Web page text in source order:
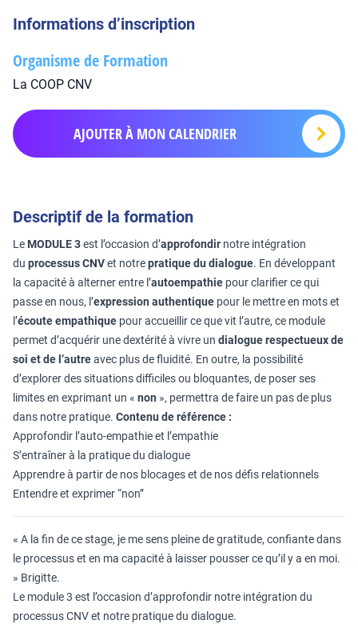
Informations d’inscription
Organisme de Formation
La COOP CNV
AJOUTER À MON CALENDRIER
Descriptif de la formation
Le MODULE 3est l’occasion d’approfondir notre intégration
du processus CNVet notrepratique du dialogue. En développant
la capacité à alterner entre l’autoempathie pour clarifier ce qui
passe en nous, l’expression authentique pour le mettre en mots et
l’écoute empathique pour accueillir ce que vit l’autre, ce module
permet d’acquérir une dextérité à vivre un dialogue respectueux de
soi et de l’autreavec plus de fluidité. En outre, la possibilité
d’explorer des situations difficiles ou bloquantes, de poser ses
limites en exprimant un « non », permettra de faire un pas de plus
dans notre pratique. Contenu de référence :
Approfondir l’auto-empathie et l’empathie
S’entraîner à la pratique du dialogue
Apprendre à partir de nos blocages et de nos défis relationnels
Entendre et exprimer “non”
« A la fin de ce stage, je me sens pleine de gratitude, confiante dans
le processus et en ma capacité à laisser pousser ce qu’il y a en moi.
» Brigitte.
Le module 3 est l’occasion d’approfondir notre intégration du
processus CNV et notre pratique du dialogue.